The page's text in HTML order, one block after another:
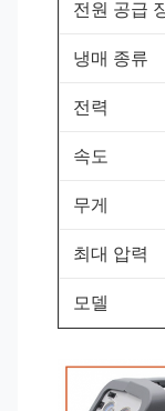
전원 공급
냉매 종류
전력
속도
무게
최대 압력
모델